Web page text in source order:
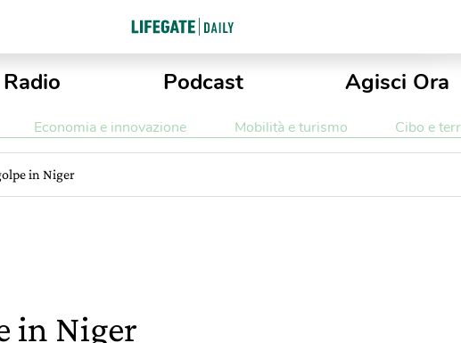
Radio Podcast Agisci Ora
Economia e innovazione Mobilità e turismo Cibo e
in Niger
in Niger